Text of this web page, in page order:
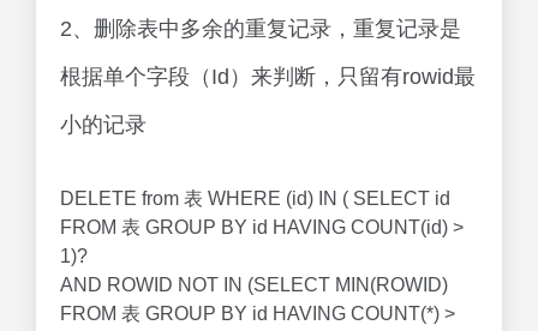
2、删除表中多余的重复记录，重复记录是
根据单个字段（Id）来判断，只留有rowid最
小的记录
DELETE from 表 WHERE (id) IN ( SELECT id
FROM 表 GROUP BY id HAVING COUNT(id) >
1)?
AND ROWID NOT IN (SELECT MIN(ROWID)
FROM 表 GROUP BY id HAVING COUNT(*) >